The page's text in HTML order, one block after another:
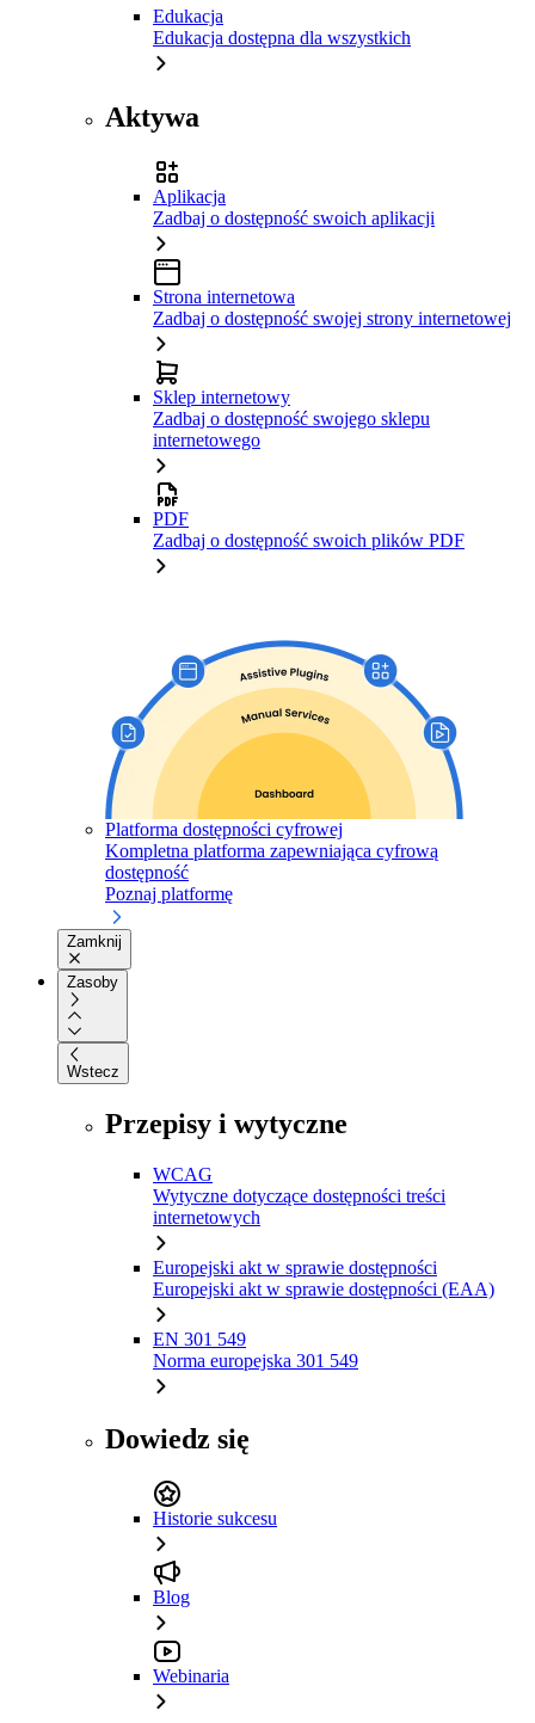
Edukacja
Edukacja dostępna dla wszystkich
Aktywa
Aplikacja
Zadbaj o dostępność swoich aplikacji
Strona internetowa
Zadbaj o dostępność swojej strony internetowej
Sklep internetowy
Zadbaj o dostępność swojego sklepu
internetowego
PDF
Zadbaj o dostępność swoich plików PDF
Platforma dostępności cyfrowej
Kompletna platforma zapewniająca cyfrową
dostępność
Poznaj platformę
Zamknij
Zasoby
Wstecz
Przepisy i wytyczne
WCAG
Wytyczne dotyczące dostępności treści
internetowych
Europejski akt w sprawie dostępności
Europejski akt w sprawie dostępności (EAA)
EN 301 549
Norma europejska 301 549
Dowiedz się
Historie sukcesu
Blog
Webinaria